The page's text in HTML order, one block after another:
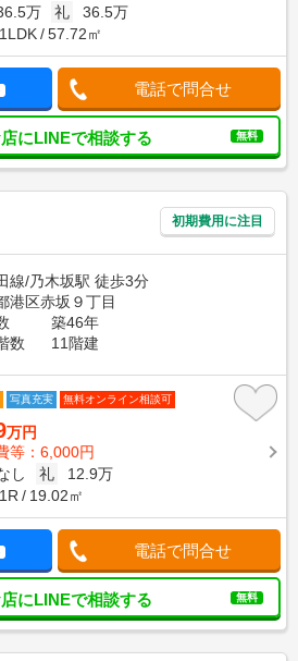
万 礼
36.5万
1LDK 57.72㎡
電話で問合せ
にLINEで相談する 無料
初期費用に注目
線/乃木坂駅 徒歩3分
港区赤坂９丁目
築46年
数
11階建
写真充実 無料オンライン相談可
万円
等：6,000円
し 礼
12.9万
1R 19.02㎡
電話で問合せ
にLINEで相談する 無料